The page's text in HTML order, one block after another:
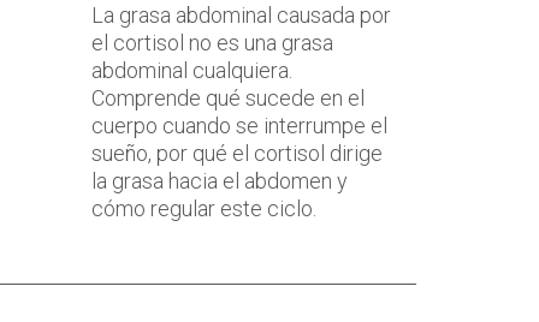
La grasa abdominal causada por
el cortisol no es una grasa
abdominal cualquiera.
Comprende qué sucede en el
cuerpo cuando se interrumpe el
sueño, por qué el cortisol dirige
la grasa hacia el abdomen y
cómo regular este ciclo.